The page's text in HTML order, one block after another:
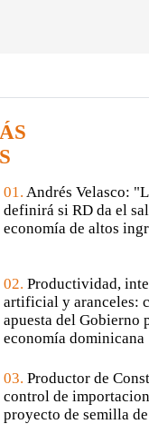
01. Andrés Velasco:
definirá si RD da el
economía de altos
02. Productividad,
artificial y aranceles:
apuesta del Gobierno
economía dominicana
03. Productor de
control de
proyecto de semilla